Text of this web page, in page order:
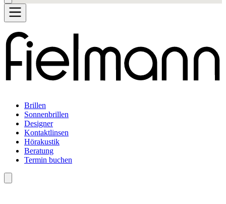
Brillen
Sonnenbrillen
Designer
Kontaktlinsen
Hörakustik
Beratung
Termin buchen